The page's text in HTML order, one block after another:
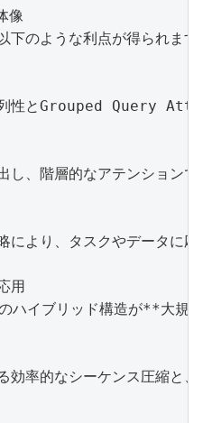
像
下のような利点が得られます
性とGrouped Query
し、階層的なアテンション
により、タスクやデータに
用
イブリッド構造が**大規
効率的なシーケンス圧縮